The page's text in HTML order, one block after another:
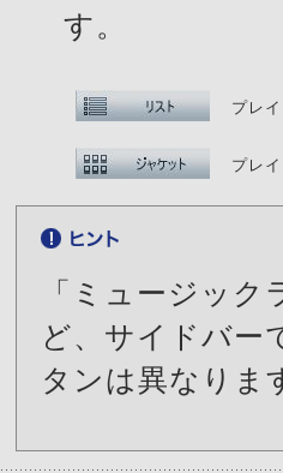
す。
プレ
プレ
「ミュージッ
ど、サイドバー
タンは異なりま